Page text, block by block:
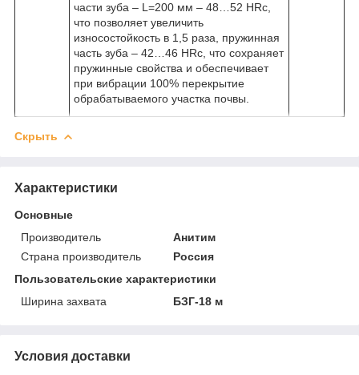
части зуба – L=200 мм – 48…52 HRc,
что позволяет увеличить
износостойкость в 1,5 раза, пружинная
часть зуба – 42…46 HRc, что сохраняет
пружинные свойства и обеспечивает
при вибрации 100% перекрытие
обрабатываемого участка почвы.
Скрыть
Характеристики
Основные
Производитель
Анитим
Страна производитель
Россия
Пользовательские характеристики
Ширина захвата
БЗГ-18 м
Условия доставки